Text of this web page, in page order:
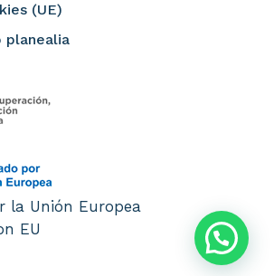
Finalizar Compra
(UE)
planealia
la Unión Europea
EU